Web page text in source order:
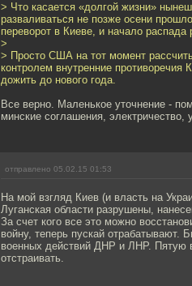
> Что касается «долгой жизни»
разваливаться не позже осени
переворот в Киеве, и начало
>
> Просто США на тот момент
контролем внутренние
дожить до нового года.
Все верно. Маленькое уточнение -
минские соглашения,
отправлено 05.02.15 01:53
На мой взгляд Киев (и власть на
Луганская области разрушены,
За счет кого все это можно
войну, теперь пускай отрабатывают.
военных действий ДНР и ЛНР. Пятую
отстраивать.